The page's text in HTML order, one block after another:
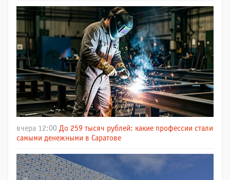
вчера 12:00 До 259 тысяч рублей: какие профессии стали
самыми денежными в Саратове